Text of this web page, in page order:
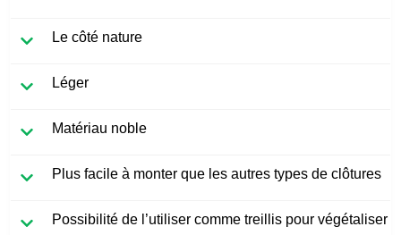
Le côté nature
Léger
Matériau noble
Plus facile à monter que les autres types de clôtures
Possibilité de l’utiliser comme treillis pour végétaliser